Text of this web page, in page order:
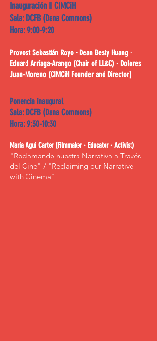
Inauguración II CIMCiH
Sala: DCFB (Dana Commons)
Hora: 9:00-9:20
Provost Sebastián Royo · Dean Besty Huang ·
Eduard Arriaga-Arango (Chair of LL&C) · Dolores
Juan-Moreno (CIMCiH Founder and Director)
Ponencia inaugural
Sala: DCFB (Dana Commons)
Hora: 9:30-10:30
María Agui Carter (Filmmaker · Educator · Activist)
"Reclamando nuestra Narrativa a Través
del Cine" / "Reclaiming our Narrative
with Cinema"